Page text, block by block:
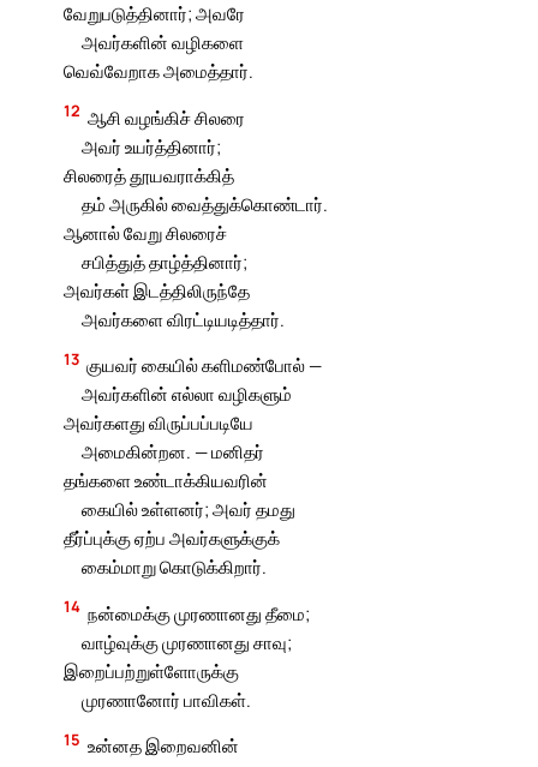
வேறுபடுத்தினார்; அவரே
அவர்களின் வழிகளை
வெவ்வேறாக அமைத்தார்.
12 ஆசி வழங்கிச் சிலரை
அவர் உயர்த்தினார்;
சிலரைத் தூயவராக்கித்
தம் அருகில் வைத்துக்கொண்டார்.
ஆனால் வேறு சிலரைச்
சபித்துத் தாழ்த்தினார்;
அவர்கள் இடத்திலிருந்தே
அவர்களை விரட்டியடித்தார்.
13 குயவர் கையில் களிமண்போல் —
அவர்களின் எல்லா வழிகளும்
அவர்களது விருப்பப்படியே
அமைகின்றன. — மனிதர்
தங்களை உண்டாக்கியவரின்
கையில் உள்ளனர்; அவர் தமது
தீர்ப்புக்கு ஏற்ப அவர்களுக்குக்
கைம்மாறு கொடுக்கிறார்.
14 நன்மைக்கு முரணானது தீமை;
வாழ்வுக்கு முரணானது சாவு;
இறைப்பற்றுள்ளோருக்கு
முரணானோர் பாவிகள்.
15 உன்னத இறைவனின்